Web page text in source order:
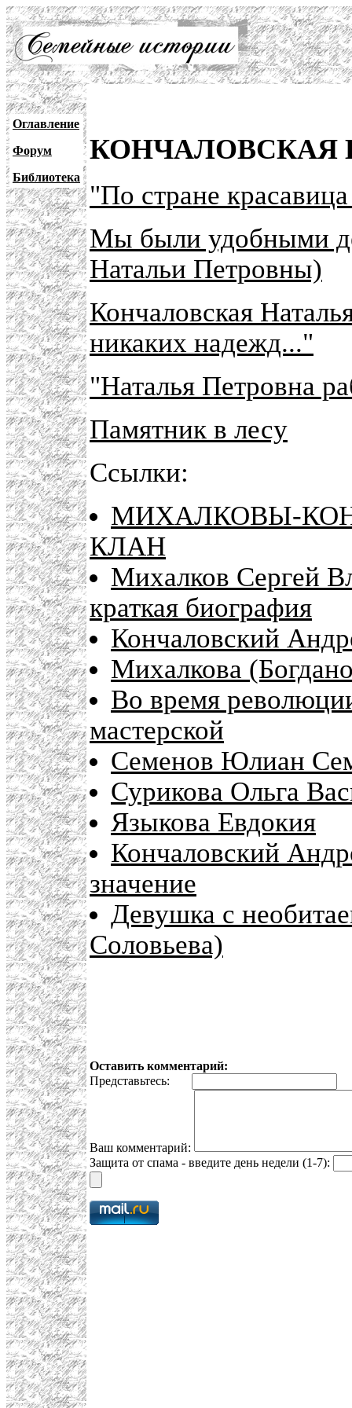
Оглавление
Форум
Библиотека
КОНЧАЛОВСКАЯ
"По стране
Мы были удобными
Натальи Петровны)
Кончаловская
никаких надежд..."
"Наталья Петровна
Памятник в лесу
Ссылки:
МИХАЛКОВЫ-
КЛАН
Михалков Сергей
краткая биография
Кончаловский
Михалкова
Во время
мастерской
Семенов Юлиан
Сурикова Ольга
Языкова Евдокия
Кончаловский
значение
Девушка с
Соловьева)
Оставить комментарий:
Представьтесь:
Ваш комментарий:
Защита от спама - введите день недели (1-7):